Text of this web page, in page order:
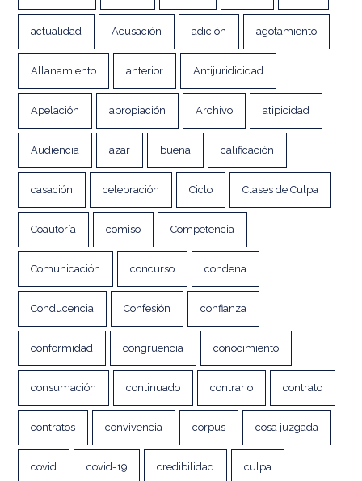
actualidad Acusación adición agotamiento
Allanamiento anterior Antijuridicidad
Apelación apropiación Archivo atipicidad
Audiencia azar buena calificación
casación celebración Ciclo Clases de Culpa
Coautoría comiso Competencia
Comunicación concurso condena
Conducencia Confesión confianza
conformidad congruencia conocimiento
consumación continuado contrario contrato
contratos convivencia corpus cosa juzgada
covid covid-19 credibilidad culpa